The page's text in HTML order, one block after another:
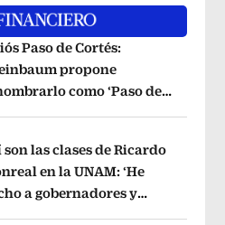
Paso de Cortés:
propone
como ‘Paso de
son las clases de Ricardo
en la UNAM: ‘He
a gobernadores y